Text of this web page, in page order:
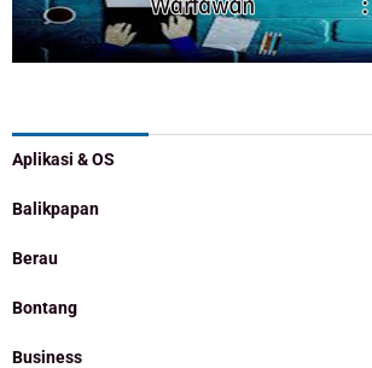
Aplikasi & OS
Balikpapan
Berau
Bontang
Business